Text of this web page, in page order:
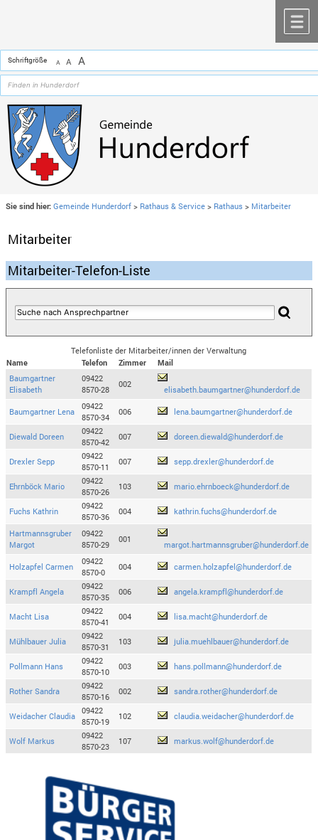
Schriftgröße A A A
Sie sind hier: Gemeinde Hunderdorf > Rathaus & Service > Rathaus > Mitarbeiter
Mitarbeiter
Mitarbeiter-Telefon-Liste
Telefonliste der Mitarbeiter/innen der Verwaltung
Name
Telefon Zimmer
Mail
Baumgartner
Elisabeth
09422
8570-28
002
elisabeth.baumgartner@hunderdorf.de
Baumgartner Lena
09422
8570-34
006 lena.baumgartner@hunderdorf.de
Diewald Doreen
09422
8570-42
007 doreen.diewald@hunderdorf.de
Drexler Sepp
09422
8570-11
007 sepp.drexler@hunderdorf.de
Ehrnböck Mario
09422
8570-26
103 mario.ehrnboeck@hunderdorf.de
Fuchs Kathrin
09422
8570-36
004 kathrin.fuchs@hunderdorf.de
Hartmannsgruber
Margot
09422
8570-29
001
margot.hartmannsgruber@hunderdorf.de
Holzapfel Carmen
09422
8570-0
004 carmen.holzapfel@hunderdorf.de
Krampfl Angela
09422
8570-35
006 angela.krampfl@hunderdorf.de
Macht Lisa
09422
8570-41
004 lisa.macht@hunderdorf.de
Mühlbauer Julia
09422
8570-31
103 julia.muehlbauer@hunderdorf.de
Pollmann Hans
09422
8570-10
003 hans.pollmann@hunderdorf.de
Rother Sandra
09422
8570-16
002 sandra.rother@hunderdorf.de
Weidacher Claudia
09422
8570-19
102 claudia.weidacher@hunderdorf.de
Wolf Markus
09422
8570-23
107 markus.wolf@hunderdorf.de